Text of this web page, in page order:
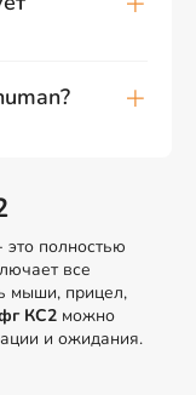
это полностью
все
мыши, прицел,
КС2 можно
и ожидания.